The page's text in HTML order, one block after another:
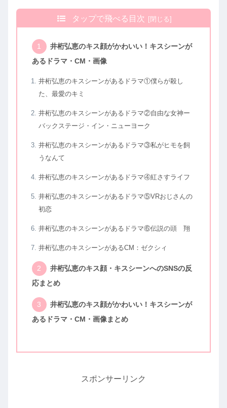
タップで飛べる目次
井桁弘恵のキス顔がかわいい！キスシーンが
あるドラマ・CM・画像
井桁弘恵のキスシーンがあるドラマ①僕らが殺し
た、最愛のキミ
井桁弘恵のキスシーンがあるドラマ②自由な女神ー
バックステージ・イン・ニューヨーク
井桁弘恵のキスシーンがあるドラマ③私がヒモを飼
うなんて
井桁弘恵のキスシーンがあるドラマ④紅さすライフ
井桁弘恵のキスシーンがあるドラマ⑤VRおじさんの
初恋
井桁弘恵のキスシーンがあるドラマ⑥伝説の頭 翔
井桁弘恵のキスシーンがあるCM：ゼクシィ
井桁弘恵のキス顔・キスシーンへのSNSの反
応まとめ
井桁弘恵のキス顔がかわいい！キスシーンが
あるドラマ・CM・画像まとめ
スポンサーリンク